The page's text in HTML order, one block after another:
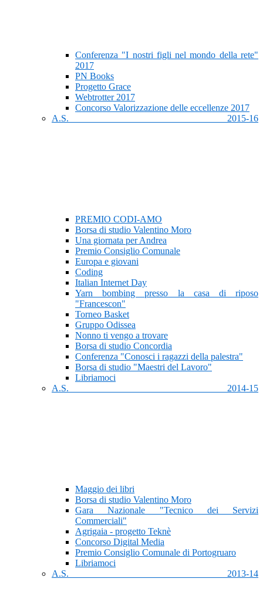
Conferenza "I nostri figli nel mondo della rete"
2017
PN Books
Progetto Grace
Webtrotter 2017
Concorso Valorizzazione delle eccellenze 2017
A.S. 2015-16
PREMIO CODI-AMO
Borsa di studio Valentino Moro
Una giornata per Andrea
Premio Consiglio Comunale
Europa e giovani
Coding
Italian Internet Day
Yarn bombing presso la casa di riposo
"Francescon"
Torneo Basket
Gruppo Odissea
Nonno ti vengo a trovare
Borsa di studio Concordia
Conferenza "Conosci i ragazzi della palestra"
Borsa di studio "Maestri del Lavoro"
Libriamoci
A.S. 2014-15
Maggio dei libri
Borsa di studio Valentino Moro
Gara Nazionale "Tecnico dei Servizi
Commerciali"
Agrigaia - progetto Teknè
Concorso Digital Media
Premio Consiglio Comunale di Portogruaro
Libriamoci
A.S. 2013-14